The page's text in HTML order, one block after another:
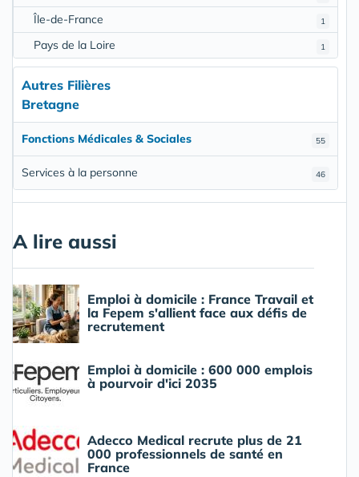
1
Île-de-France
1
Pays de la Loire
Autres Filières
Bretagne
55
Fonctions Médicales & Sociales
46
Services à la personne
A lire aussi
Emploi à domicile : France Travail et
la Fepem s'allient face aux défis de
recrutement
Emploi à domicile : 600 000 emplois
à pourvoir d'ici 2035
Adecco Medical recrute plus de 21
000 professionnels de santé en
France